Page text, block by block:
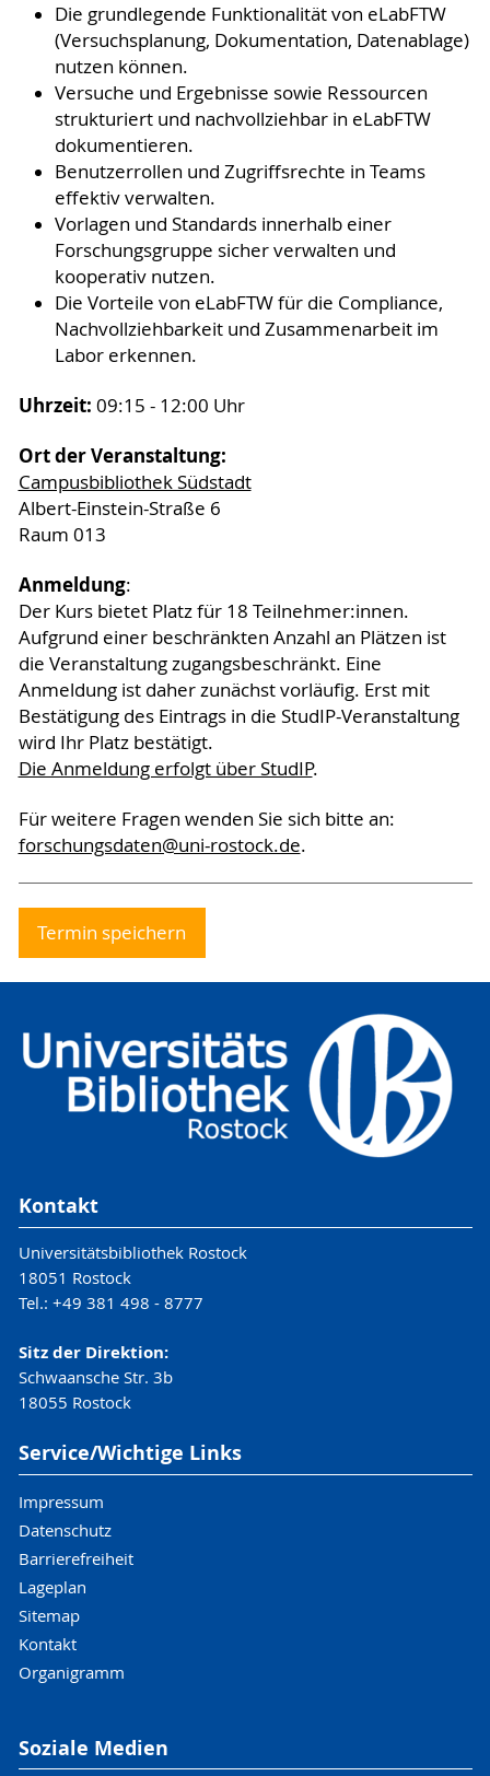
Die grundlegende Funktionalität von eLabFTW
(Versuchsplanung, Dokumentation, Datenablage)
nutzen können.
Versuche und Ergebnisse sowie Ressourcen
strukturiert und nachvollziehbar in eLabFTW
dokumentieren.
Benutzerrollen und Zugriffsrechte in Teams
effektiv verwalten.
Vorlagen und Standards innerhalb einer
Forschungsgruppe sicher verwalten und
kooperativ nutzen.
Die Vorteile von eLabFTW für die Compliance,
Nachvollziehbarkeit und Zusammenarbeit im
Labor erkennen.
Uhrzeit: 09:15 - 12:00 Uhr
Ort der Veranstaltung:
Campusbibliothek Südstadt
Albert-Einstein-Straße 6
Raum 013
Anmeldung:
Der Kurs bietet Platz für 18 Teilnehmer:innen.
Aufgrund einer beschränkten Anzahl an Plätzen ist
die Veranstaltung zugangsbeschränkt. Eine
Anmeldung ist daher zunächst vorläufig. Erst mit
Bestätigung des Eintrags in die StudIP-Veranstaltung
wird Ihr Platz bestätigt.
Die Anmeldung erfolgt über StudIP.
Für weitere Fragen wenden Sie sich bitte an:
forschungsdaten@uni-rostock.de.
Termin speichern
Kontakt
Universitätsbibliothek Rostock
18051 Rostock
Tel.: +49 381 498 - 8777
Sitz der Direktion:
Schwaansche Str. 3b
18055 Rostock
Service/Wichtige Links
Impressum
Datenschutz
Barrierefreiheit
Lageplan
Sitemap
Kontakt
Organigramm
Soziale Medien